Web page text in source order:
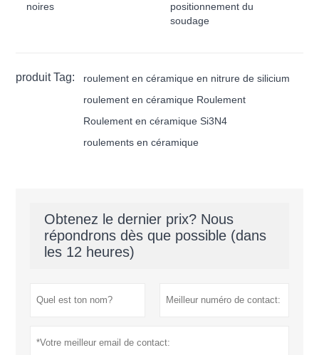
noires
positionnement du
soudage
produit Tag:
roulement en céramique en nitrure de silicium
roulement en céramique Roulement
Roulement en céramique Si3N4
roulements en céramique
Obtenez le dernier prix? Nous
répondrons dès que possible (dans
les 12 heures)